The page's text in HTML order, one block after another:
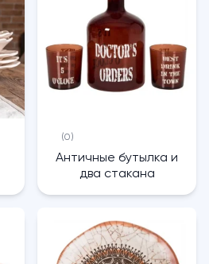
(0)
Античные бутылка и
два стакана